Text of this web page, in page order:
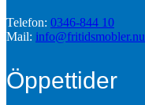
Telefon: 0346-844 10
Mail: info@fritidsmobler.nu
Öppettider